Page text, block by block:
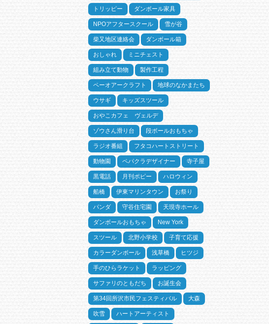
トリッピー ダンボール家具
NPOアフタースクール 雪が谷
柴又地区連絡会 ダンボール箱
おしゃれ ミニチェスト
組み立て動物 製作工程
ペーオアークラフト 地球のなかまたち
ウサギ キッズスツール
おやこカフェ ヴェルデ
ゾウさん滑り台 段ボールおもちゃ
ラジオ番組 フタコハートストリート
動物園 ペパクラデザイナー 寺子屋
黒電話 月刊ポピー ハロウィン
船橋 伊東マリンタウン お祭り
パンダ 守谷住宅園 天現寺ホール
ダンボールおもちゃ New York
スツール 北野小学校 子育て応援
カラーダンボール 浅草橋 ヒツジ
手のひらラケット ラッピング
サファリのともだち お誕生会
第34回所沢市民フェスティバル 大森
吹雪 ハートアーティスト